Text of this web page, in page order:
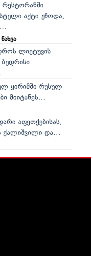
რესტორანში
აქტი უწოდა,
ლიეტუვის
ყირიმში რუსულ
მიიტანეს...
აფეთქებისას,
ქალიშვილი და...